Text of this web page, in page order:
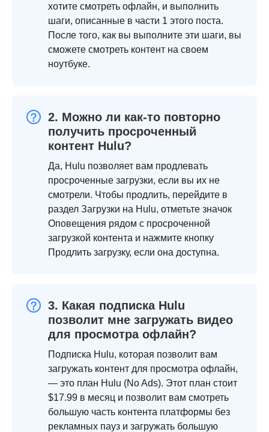
хотите смотреть офлайн, и выполнить
шаги, описанные в части 1 этого поста.
После того, как вы выполните эти шаги, вы
сможете смотреть контент на своем
ноутбуке.
2. Можно ли как-то повторно
получить просроченный
контент Hulu?
Да, Hulu позволяет вам продлевать
просроченные загрузки, если вы их не
смотрели. Чтобы продлить, перейдите в
раздел Загрузки на Hulu, отметьте значок
Оповещения рядом с просроченной
загрузкой контента и нажмите кнопку
Продлить загрузку, если она доступна.
3. Какая подписка Hulu
позволит мне загружать видео
для просмотра офлайн?
Подписка Hulu, которая позволит вам
загружать контент для просмотра офлайн,
— это план Hulu (No Ads). Этот план стоит
$17.99 в месяц и позволит вам смотреть
большую часть контента платформы без
рекламных пауз и загружать большую